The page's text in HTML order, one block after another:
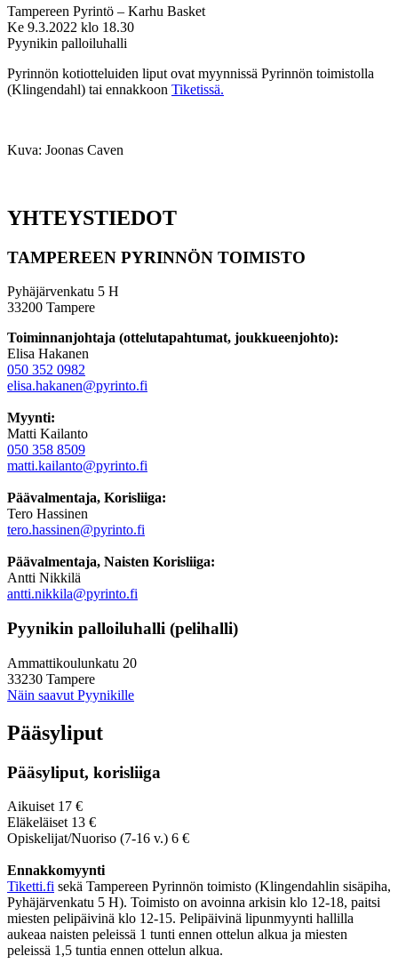
Tampereen Pyrintö – Karhu Basket
Ke 9.3.2022 klo 18.30
Pyynikin palloiluhalli
Pyrinnön kotiotteluiden liput ovat myynnissä Pyrinnön toimistolla
(Klingendahl) tai ennakkoon Tiketissä.
Kuva: Joonas Caven
YHTEYSTIEDOT
TAMPEREEN PYRINNÖN TOIMISTO
Pyhäjärvenkatu 5 H
33200 Tampere
Toiminnanjohtaja (ottelutapahtumat, joukkueenjohto):
Elisa Hakanen
050 352 0982
elisa.hakanen@pyrinto.fi
Myynti:
Matti Kailanto
050 358 8509
matti.kailanto@pyrinto.fi
Päävalmentaja, Korisliiga:
Tero Hassinen
tero.hassinen@pyrinto.fi
Päävalmentaja, Naisten Korisliiga:
Antti Nikkilä
antti.nikkila@pyrinto.fi
Pyynikin palloiluhalli (pelihalli)
Ammattikoulunkatu 20
33230 Tampere
Näin saavut Pyynikille
Pääsyliput
Pääsyliput, korisliiga
Aikuiset 17 €
Eläkeläiset 13 €
Opiskelijat/Nuoriso (7-16 v.) 6 €
Ennakkomyynti
Tiketti.fi sekä Tampereen Pyrinnön toimisto (Klingendahlin sisäpiha,
Pyhäjärvenkatu 5 H). Toimisto on avoinna arkisin klo 12-18, paitsi
miesten pelipäivinä klo 12-15. Pelipäivinä lipunmyynti hallilla
aukeaa naisten peleissä 1 tunti ennen ottelun alkua ja miesten
peleissä 1,5 tuntia ennen ottelun alkua.